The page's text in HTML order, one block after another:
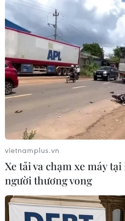
giới, cũng giảm 0,3%.
Phía bên kia bờ Tây Đại
châu Âu đồng loạt giảm
100 của thị trường chứng
giảm 1,21%
CAC-40 của thị trường
2,32%xuống 3.084,07
Trà My
vietnamplus.vn
Xe tải va chạm xe máy
người thương vong